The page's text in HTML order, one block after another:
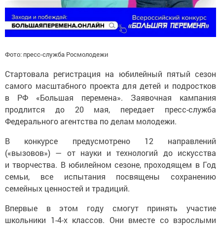
Фото: пресс-служба Росмолодежи
Стартовала регистрация на юбилейный пятый сезон
самого масштабного проекта для детей и подростков
в РФ «Большая перемена». Заявочная кампания
продлится до 20 мая, передает пресс-служба
Федерального агентства по делам молодежи.
В конкурсе предусмотрено 12 направлений
(«вызовов») — от науки и технологий до искусства
и творчества. В юбилейном сезоне, проходящем в Год
семьи, все испытания посвящены сохранению
семейных ценностей и традиций.
Впервые в этом году смогут принять участие
школьники 1-4-х классов. Они вместе со взрослыми